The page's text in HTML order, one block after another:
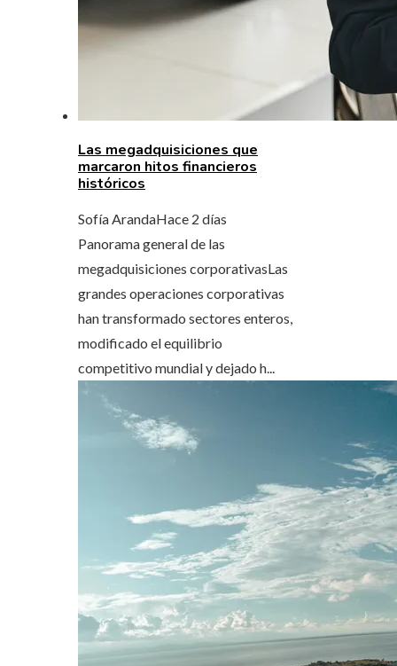
Las megadquisiciones que
marcaron hitos financieros
históricos
Sofía ArandaHace 2 días
Panorama general de las
megadquisiciones corporativasLas
grandes operaciones corporativas
han transformado sectores enteros,
modificado el equilibrio
competitivo mundial y dejado h...